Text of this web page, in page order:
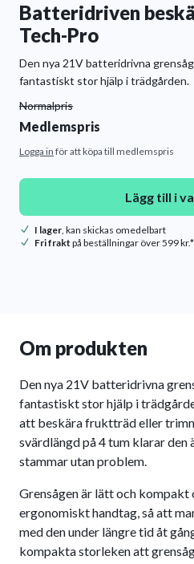
Batteridriven
Tech-Pro
Den nya 21V batteridrivna
fantastiskt stor hjälp i trädgården.
Normalpris
Medlemspris
Logga in för att köpa till medlemspris
Lägg till i
I lager, kan skickas omedelbart
Fri frakt på beställningar över 599 kr.*
Om produkten
Den nya 21V batteridrivna
fantastiskt stor hjälp i
att beskära fruktträd eller
svärdlängd på 4 tum klarar den
stammar utan problem.
Grensågen är lätt och
ergonomiskt handtag, så att
med den under längre tid åt
kompakta storleken att